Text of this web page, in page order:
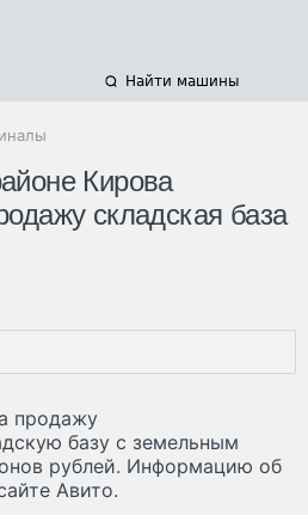
Найти машины
Кирова
складская база
продажу
базу с земельным
рублей. Информацию об
Авито.